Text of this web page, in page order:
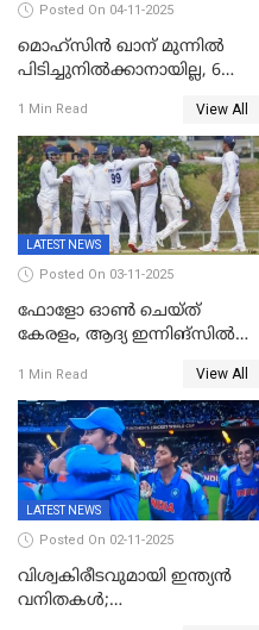
Posted On 04-11-2025
മൊഹ്സിൻ ഖാന് മുന്നിൽ
പിടിച്ചുനിൽക്കാനായില്ല, 6
കേരളത്തിന് ഇന്നിംഗ്സ്
തോല്‍വി
1 Min Read View All
LATEST NEWS
Posted On 03-11-2025
ഫോളോ ഓൺ ചെയ്ത്
കേരളം, ആദ്യ ഇന്നിങ്സിൽ
രഞ്ജിയിൽ കർണാടകയ്ക്ക്
കൂറ്റൻ ലീഡ്
1 Min Read View All
LATEST NEWS
Posted On 02-11-2025
വിശ്വകിരീടവുമായി ഇന്ത്യൻ
വനിതകൾ;